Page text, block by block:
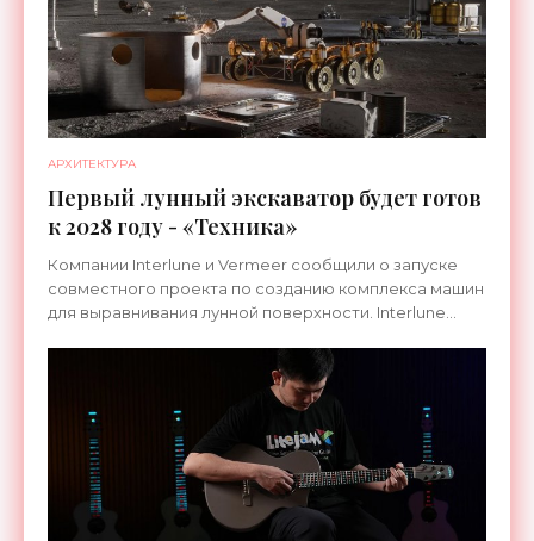
АРХИТЕКТУРА
Первый лунный экскаватор будет готов
к 2028 году - «Техника»
Компании Interlune и Vermeer сообщили о запуске
совместного проекта по созданию комплекса машин
для выравнивания лунной поверхности. Interlune